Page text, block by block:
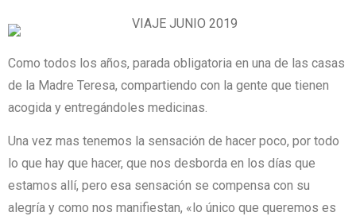
Como todos los años, parada obligatoria en una de las casas
de la Madre Teresa, compartiendo con la gente que tienen
acogida y entregándoles medicinas.
Una vez mas tenemos la sensación de hacer poco, por todo
lo que hay que hacer, que nos desborda en los días que
estamos allí, pero esa sensación se compensa con su
alegría y como nos manifiestan, «lo único que queremos es